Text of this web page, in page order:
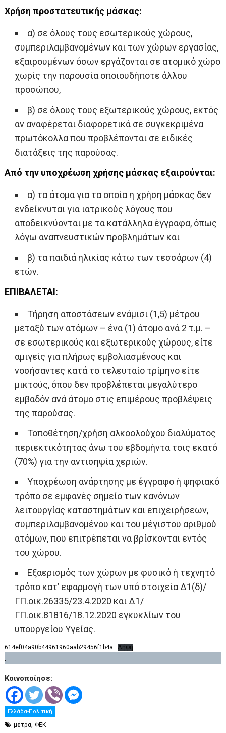
Χρήση προστατευτικής μάσκας:
α) σε όλους τους εσωτερικούς χώρους,
συμπεριλαμβανομένων και των χώρων εργασίας,
εξαιρουμένων όσων εργάζονται σε ατομικό χώρο
χωρίς την παρουσία οποιουδήποτε άλλου
προσώπου,
β) σε όλους τους εξωτερικούς χώρους, εκτός
αν αναφέρεται διαφορετικά σε συγκεκριμένα
πρωτόκολλα που προβλέπονται σε ειδικές
διατάξεις της παρούσας.
Από την υποχρέωση χρήσης μάσκας εξαιρούνται:
α) τα άτομα για τα οποία η χρήση μάσκας δεν
ενδείκνυται για ιατρικούς λόγους που
αποδεικνύονται με τα κατάλληλα έγγραφα, όπως
λόγω αναπνευστικών προβλημάτων και
β) τα παιδιά ηλικίας κάτω των τεσσάρων (4)
ετών.
EΠΙΒΑΛΕΤΑΙ:
Τήρηση αποστάσεων ενάμισι (1,5) μέτρου
μεταξύ των ατόμων – ένα (1) άτομο ανά 2 τ.μ. –
σε εσωτερικούς και εξωτερικούς χώρους, είτε
αμιγείς για πλήρως εμβολιασμένους και
νοσήσαντες κατά το τελευταίο τρίμηνο είτε
μικτούς, όπου δεν προβλέπεται μεγαλύτερο
εμβαδόν ανά άτομο στις επιμέρους προβλέψεις
της παρούσας.
Τοποθέτηση/χρήση αλκοολούχου διαλύματος
περιεκτικότητας άνω του εβδομήντα τοις εκατό
(70%) για την αντισηψία χεριών.
Υποχρέωση ανάρτησης με έγγραφο ή ψηφιακό
τρόπο σε εμφανές σημείο των κανόνων
λειτουργίας καταστημάτων και επιχειρήσεων,
συμπεριλαμβανομένου και του μέγιστου αριθμού
ατόμων, που επιτρέπεται να βρίσκονται εντός
του χώρου.
Εξαερισμός των χώρων με φυσικό ή τεχνητό
τρόπο κατ’ εφαρμογή των υπό στοιχεία Δ1(δ)/
ΓΠ.οικ.26335/23.4.2020 και Δ1/
ΓΠ.οικ.81816/18.12.2020 εγκυκλίων του
υπουργείου Υγείας.
614ef04a90b44961960aab29456f1b4a Λήψη
.
Κοινοποίησε:
Ελλάδα-Πολιτική
μέτρα,ΦΕΚ